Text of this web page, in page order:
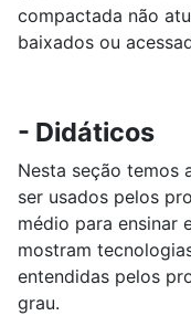
compactada não
baixados ou
- Didáticos
Nesta seção temos
ser usados pelos
médio para ensinar
mostram
entendidas pelos
grau.